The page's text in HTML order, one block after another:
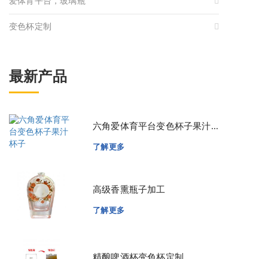
变色杯定制
最新产品
六角爱体育平台变色杯子果汁...
了解更多
高级香熏瓶子加工
了解更多
精酿啤酒杯变色杯定制